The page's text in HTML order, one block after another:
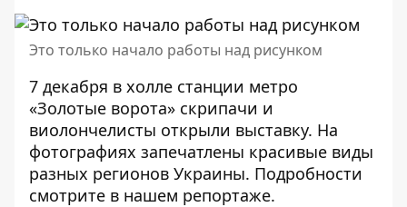
Это только начало работы над рисунком
7 декабря в холле станции метро
«Золотые ворота» скрипачи и
виолончелисты открыли выставку. На
фотографиях запечатлены красивые виды
разных регионов Украины. Подробности
смотрите в нашем репортаже.